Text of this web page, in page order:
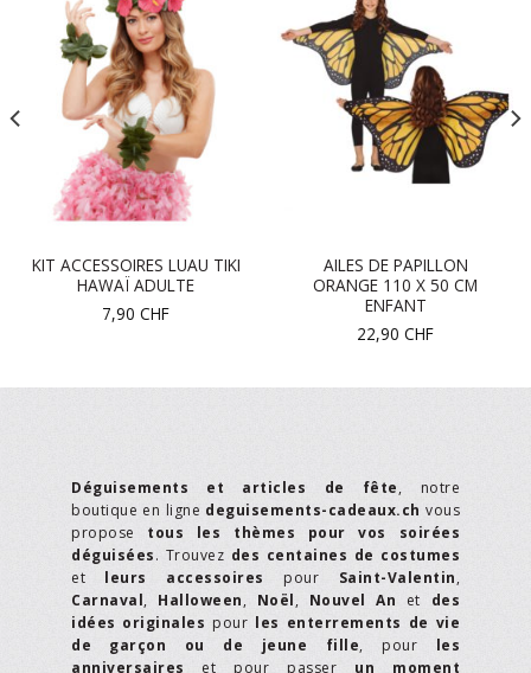
KIT ACCESSOIRES LUAU TIKI
HAWAÏ ADULTE
7,90 CHF
AILES DE PAPILLON
ORANGE 110 X 50 CM
ENFANT
22,90 CHF
Déguisements et articles de fête, notre
boutique en ligne deguisements-cadeaux.ch vous
propose tous les thèmes pour vos soirées
déguisées. Trouvez des centaines de costumes
et leurs accessoires pour Saint-Valentin,
Carnaval, Halloween, Noël, Nouvel An et des
idées originales pour les enterrements de vie
de garçon ou de jeune fille, pour les
anniversaires et pour passer un moment